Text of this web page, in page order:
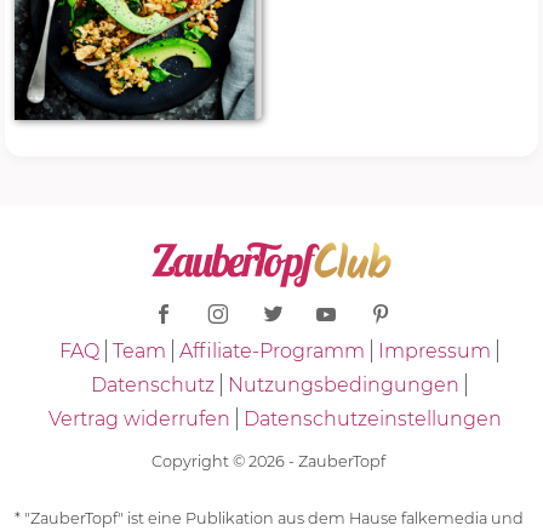
FAQ Team Affiliate-Programm
Impressum
Datenschutz
Nutzungsbedingungen
Vertrag widerrufen
Datenschutzeinstellungen
Copyright © 2026 - ZauberTopf
* "ZauberTopf" ist eine Publikation aus dem Hause falkemedia und